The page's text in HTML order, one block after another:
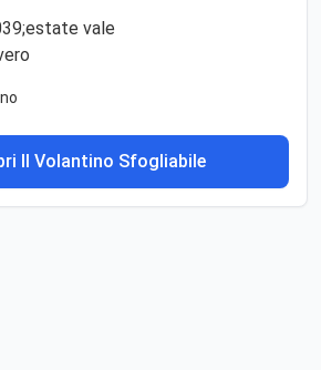
Il Volantino Sfogliabile